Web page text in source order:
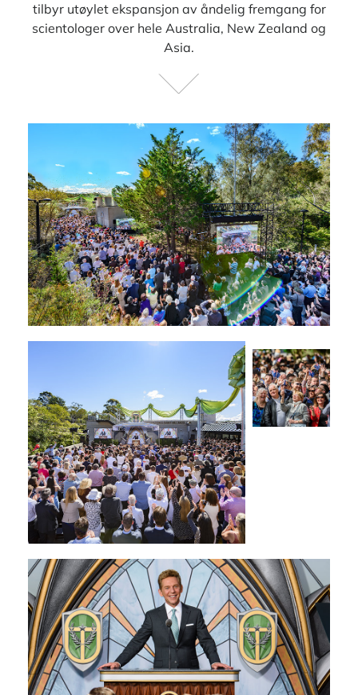
tilbyr utøylet ekspansjon av åndelig fremgang for
scientologer over hele Australia, New Zealand og
Asia.